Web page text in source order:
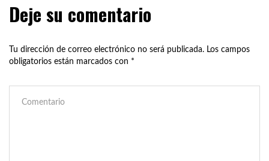
Deje su comentario
Tu dirección de correo electrónico no será publicada. Los campos
obligatorios están marcados con *